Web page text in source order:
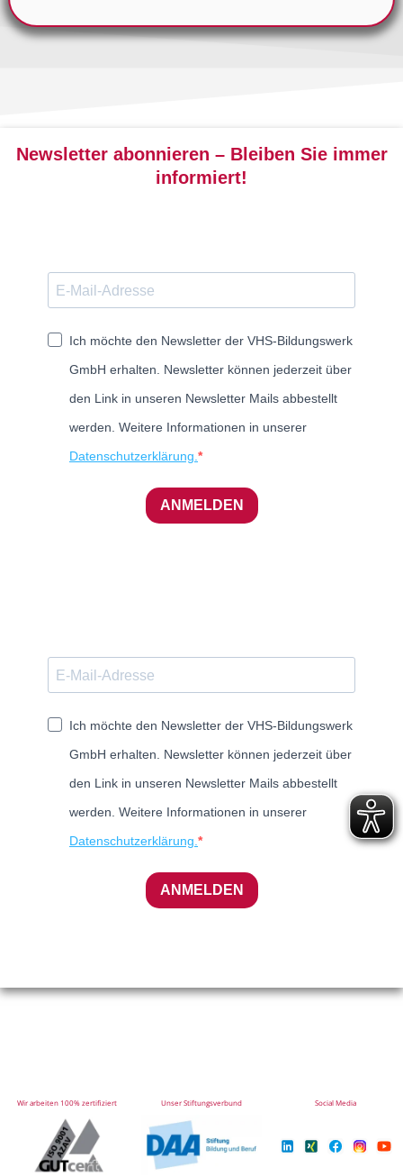
Newsletter abonnieren – Bleiben Sie immer
informiert!
Ich möchte den Newsletter der VHS-Bildungswerk
GmbH erhalten. Newsletter können jederzeit über
den Link in unseren Newsletter Mails abbestellt
werden. Weitere Informationen in unserer
Datenschutzerklärung.
ANMELDEN
Ich möchte den Newsletter der VHS-Bildungswerk
GmbH erhalten. Newsletter können jederzeit über
den Link in unseren Newsletter Mails abbestellt
werden. Weitere Informationen in unserer
Datenschutzerklärung.
ANMELDEN
Wir arbeiten 100% zertifiziert Unser Stiftungsverbund Social Media